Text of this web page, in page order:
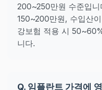
200~250만원 수준입니
150~200만원, 수입산
강보험 적용 시
니다.
Q. 임플란트 가격에